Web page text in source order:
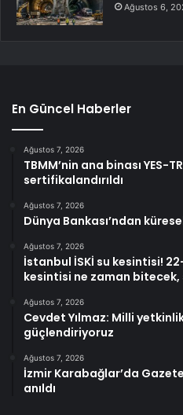
Ağustos 6,
En Güncel Haberler
Ağustos 7, 2026
TBMM’nin ana binası YES-
sertifikalandırıldı
Ağustos 7, 2026
Dünya Bankası’ndan
Ağustos 7, 2026
İstanbul İSKİ su kesintisi!
kesintisi ne zaman
Ağustos 7, 2026
Cevdet Yılmaz: Milli
güçlendiriyoruz
Ağustos 7, 2026
İzmir Karabağlar’da
anıldı